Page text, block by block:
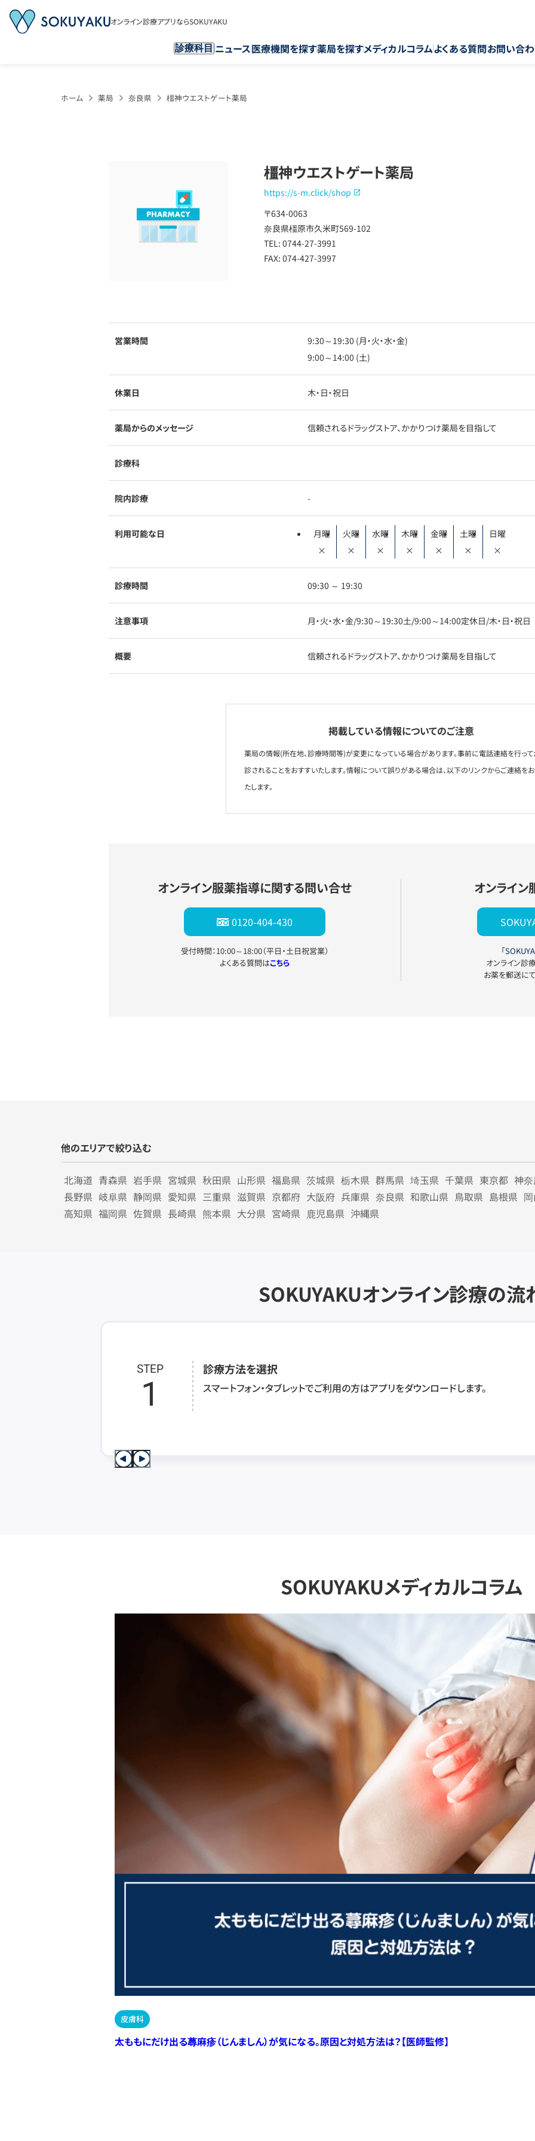
オンライン診療アプリならSOKUYAKU
診療科目 ニュース医療機関を探す薬局を探すメディカルコラムよくある質問お問い合
ホーム 薬局 奈良県 橿神ウエストゲート薬局
橿神ウエストゲート薬局
https://s-m.click/shop
〒634-0063
奈良県橿原市久米町569-102 ​​​​​
TEL: 0744-27-3991
FAX: 074-427-3997
営業時間
9:30～19:30 (月・火・水・金)
9:00～14:00 (土)
休業日 木・日・祝日
薬局からのメッセージ 信頼されるドラッグストア、かかりつけ薬局を目指して
診療科
院内診療 -
利用可能な日
月曜
×
火曜
×
水曜
×
木曜
×
金曜
×
土曜
×
日曜
×
診療時間 09:30 ～ 19:30
注意事項 月・火・水・金/9:30～19:30土/9:00～14:00定休日/木・日・祝日
概要 信頼されるドラッグストア、かかりつけ薬局を目指して
掲載している情報についてのご注意
薬局の情報(所在地、診療時間等)が変更になっている場合があります。事前に電話連絡を行っ
診されることをおすすいたします。情報について誤りがある場合は、以下のリンクからご連絡を
たします。
オンライン服薬指導に関する問い合せ
0120-404-430
受付時間：10:00～18:00（平日・土日祝営業）
よくある質問はこちら
オンライ
「
オンライン診
お薬を郵送に
他のエリアで絞り込む
北海道 青森県 岩手県 宮城県 秋田県 山形県 福島県 茨城県 栃木県 群馬県 埼玉県 千葉県 東京都 神
長野県 岐阜県 静岡県 愛知県 三重県 滋賀県 京都府 大阪府 兵庫県 奈良県 和歌山県 鳥取県 島根県
高知県 福岡県 佐賀県 長崎県 熊本県 大分県 宮崎県 鹿児島県 沖縄県
SOKUYAKUオンライン診療の流
STEP
1
診療方法を選択
スマートフォン・タブレットでご利用の方はアプリをダウンロードします。
SOKUYAKUメディカルコラム
皮膚科
太ももにだけ出る蕁麻疹（じんましん）が気になる。原因と対処方法は？【医師監修】